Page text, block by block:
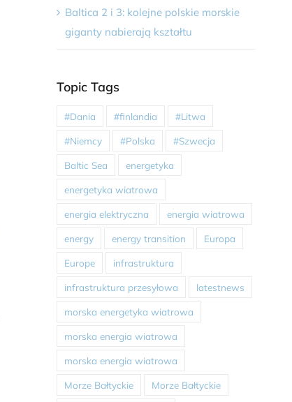
Baltica 2 i 3: kolejne polskie morskie
giganty nabierają kształtu
Topic Tags
#Dania #finlandia #Litwa
#Niemcy #Polska #Szwecja
Baltic Sea energetyka
energetyka wiatrowa
energia elektryczna energia wiatrowa
energy energy transition Europa
Europe infrastruktura
infrastruktura przesyłowa latestnews
morska energetyka wiatrowa
morska energia wiatrowa
morska energia wiatrowa
Morze Bałtyckie Morze Bałtyckie